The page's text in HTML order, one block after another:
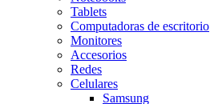
Tablets
Computadoras de escritorio
Monitores
Accesorios
Redes
Celulares
Samsung